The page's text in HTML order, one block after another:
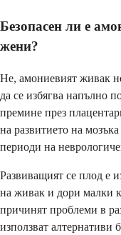
Безопасен ли е
жени?
Не, амониевият живак
да се избягва напълно
премине през
на развитието на
периоди на
Развиващият се плод е
на живак и дори малки
причинят проблеми в
използват алтернативи